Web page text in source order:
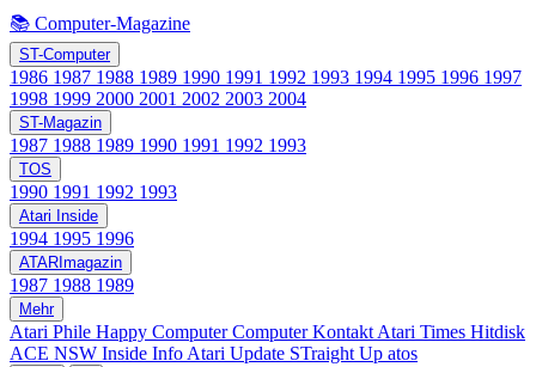
📚 Computer-Magazine
ST-Computer
1986 1987 1988 1989 1990 1991 1992 1993 1994 1995 1996 1997
1998 1999 2000 2001 2002 2003 2004
ST-Magazin
1987 1988 1989 1990 1991 1992 1993
TOS
1990 1991 1992 1993
Atari Inside
1994 1995 1996
ATARImagazin
1987 1988 1989
Mehr
Atari Phile Happy ComputerComputer Kontakt Atari Times Hitdisk
ACE NSW Inside Info Atari Update STraight Up atos